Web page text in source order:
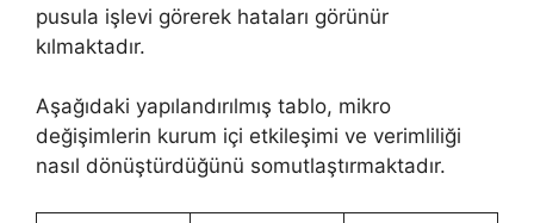
pusula işlevi görerek hataları görünür
kılmaktadır.
Aşağıdaki yapılandırılmış tablo, mikro
değişimlerin kurum içi etkileşimi ve verimliliği
nasıl dönüştürdüğünü somutlaştırmaktadır.